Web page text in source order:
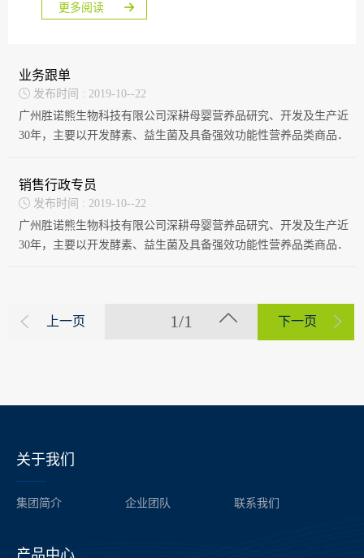
更多阅读

业务跟单
发布时间 : 2019-10--22
广州胜诺熊生物科技有限公司深耕母婴营养品研究、开发及生产近
30年，主要以开发酵素、益生菌及具备强效功能性营养品类商品．
销售行政专员
发布时间 : 2019-10--22
广州胜诺熊生物科技有限公司深耕母婴营养品研究、开发及生产近
30年，主要以开发酵素、益生菌及具备强效功能性营养品类商品．
上一页 1/1 下一页
关于我们
——
集团简介 企业团队 联系我们
产品中心